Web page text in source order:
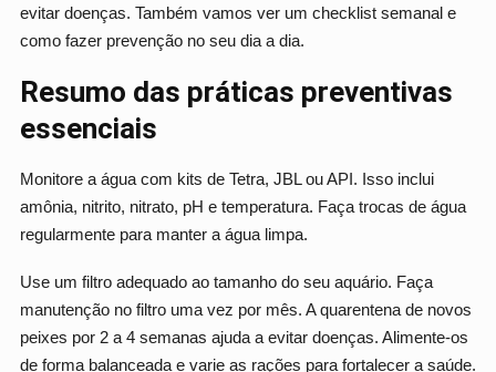
evitar doenças. Também vamos ver um checklist semanal e
como fazer prevenção no seu dia a dia.
Resumo das práticas preventivas
essenciais
Monitore a água com kits de Tetra, JBL ou API. Isso inclui
amônia, nitrito, nitrato, pH e temperatura. Faça trocas de água
regularmente para manter a água limpa.
Use um filtro adequado ao tamanho do seu aquário. Faça
manutenção no filtro uma vez por mês. A quarentena de novos
peixes por 2 a 4 semanas ajuda a evitar doenças. Alimente-os
de forma balanceada e varie as rações para fortalecer a saúde.